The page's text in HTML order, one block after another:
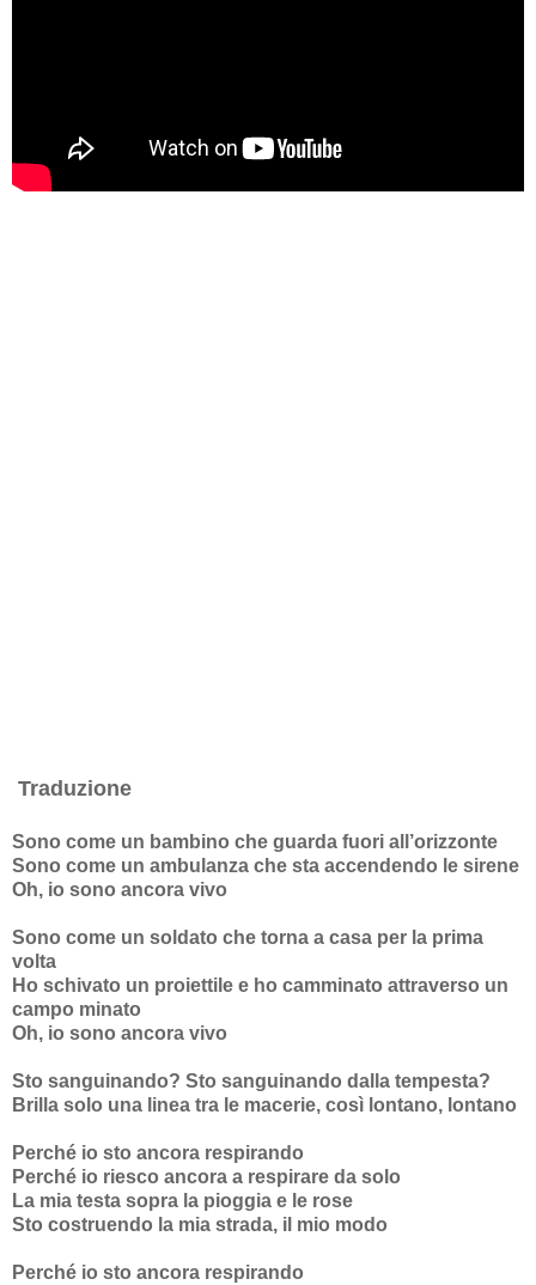
Traduzione
Sono come un bambino che guarda fuori all’orizzonte
Sono come un ambulanza che sta accendendo le sirene
Oh, io sono ancora vivo
Sono come un soldato che torna a casa per la prima
volta
Ho schivato un proiettile e ho camminato attraverso un
campo minato
Oh, io sono ancora vivo
Sto sanguinando? Sto sanguinando dalla tempesta?
Brilla solo una linea tra le macerie, così lontano, lontano
Perché io sto ancora respirando
Perché io riesco ancora a respirare da solo
La mia testa sopra la pioggia e le rose
Sto costruendo la mia strada, il mio modo
Perché io sto ancora respirando